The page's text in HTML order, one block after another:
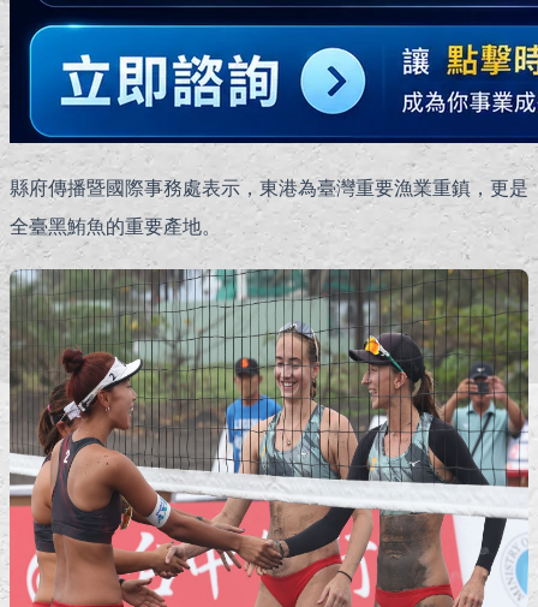
縣府傳播暨國際事務處表示，東港為臺灣重要漁業重鎮，更是
全臺黑鮪魚的重要產地。